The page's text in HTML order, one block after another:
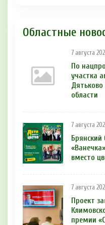
Областные
7 августа
По
участка
области
7 августа
вместо
7 августа
Проект
премии